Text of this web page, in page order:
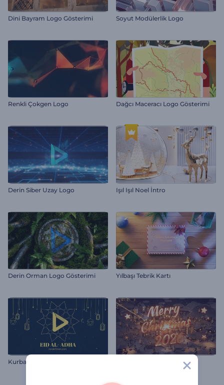
Dini Bayram Logo Gösterimi Soyut Modülerlik Logo
Renkli Çokgen Logo Dağcı Maceracı Logo Gösterimi
Derin Siber Uzay Logo Işıl Işıl Noel İntro
Derin Orman Logo Gösterimi Yılbaşı Tebrik Kartı
Kurban Bayramı Animasyonları